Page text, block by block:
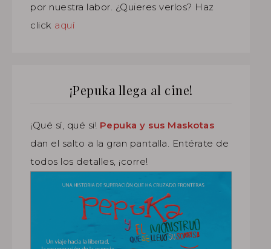
por nuestra labor. ¿Quieres verlos? Haz
click aquí
¡Pepuka llega al cine!
¡Qué sí, qué si! Pepuka y sus Maskotas
dan el salto a la gran pantalla. Entérate de
todos los detalles, ¡corre!